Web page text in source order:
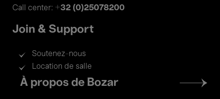
Call center: +32 (0)25078200
Join & Support
Soutenez-nous
Location de salle
Footer
menu
À propos de Bozar